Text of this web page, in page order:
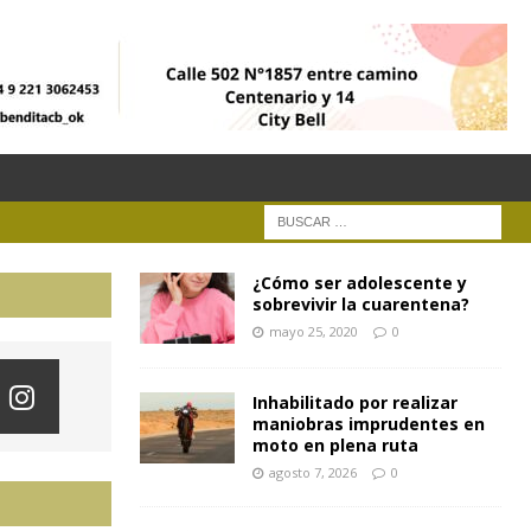
¿Cómo ser adolescente y
sobrevivir la cuarentena?
mayo 25, 2020 0
Inhabilitado por realizar
maniobras imprudentes en
moto en plena ruta
agosto 7, 2026 0